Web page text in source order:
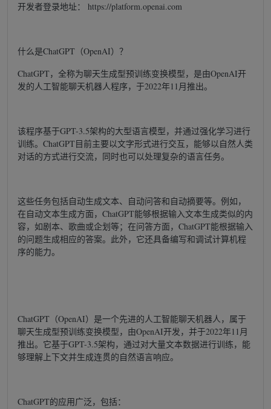
开发者登录地址： https://platform.openai.com
什么是ChatGPT（OpenAI）？
ChatGPT，全称为聊天生成型预训练变换模型，是由OpenAI开
发的人工智能聊天机器人程序，于2022年11月推出。
该程序基于GPT-3.5架构的大型语言模型，并通过强化学习进行
训练。ChatGPT目前主要以文字形式进行交互，能够以自然人类
对话的方式进行交流，同时也可以处理复杂的语言任务。
这些任务包括自动生成文本、自动问答和自动摘要等。例如，
在自动文本生成方面，ChatGPT能够根据输入文本生成类似的内
容，如剧本、歌曲或企划等；在问答方面，ChatGPT能根据输入
的问题生成相应的答案。此外，它还具备编写和调试计算机程
序的能力。
ChatGPT（OpenAI）是一个先进的人工智能聊天机器人，属于
聊天生成型预训练变换模型，由OpenAI开发，并于2022年11月
推出。它基于GPT-3.5架构，通过对大量文本数据进行训练，能
够理解上下文并生成连贯的自然语言响应。
ChatGPT的应用广泛，包括：